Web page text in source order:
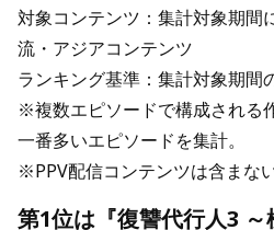
対象コンテンツ：集計対象期間
流・アジアコンテンツ
ランキング基準：集計対象期間
※複数エピソードで構成される
一番多いエピソードを集計。
※PPV配信コンテンツは含まない
第1位は『復讐代行人3